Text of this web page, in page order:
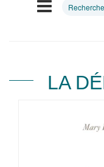
LA